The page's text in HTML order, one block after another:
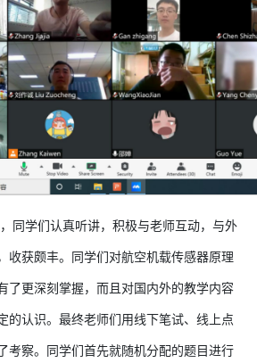
同学们认真听讲，积极与老师互动，与外
收获颇丰。同学们对航空机载传感器原理
了更深刻掌握，而且对国内外的教学内容
的认识。最终老师们用线下笔试、线上点
考察。同学们首先就随机分配的题目进行